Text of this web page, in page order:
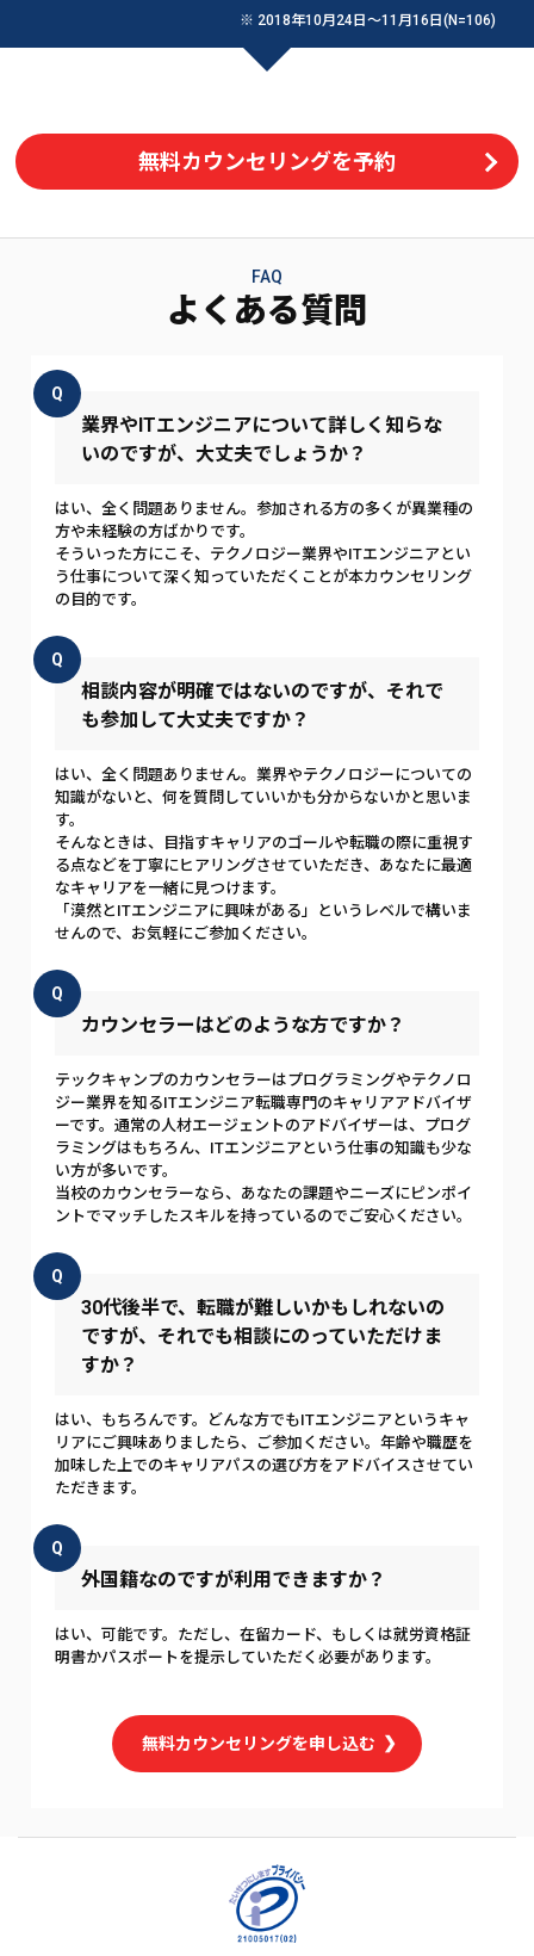
※ 2018年10月24日〜11月16日(N=106)
無料カウンセリングを予約
FAQ
よくある質問
Q
業界やITエンジニアについて詳しく知らな
いのですが、大丈夫でしょうか？
はい、全く問題ありません。参加される方の多くが異業種の
方や未経験の方ばかりです。
そういった方にこそ、テクノロジー業界やITエンジニアとい
う仕事について深く知っていただくことが本カウンセリング
の目的です。
Q
相談内容が明確ではないのですが、それで
も参加して大丈夫ですか？
はい、全く問題ありません。業界やテクノロジーについての
知識がないと、何を質問していいかも分からないかと思いま
す。
そんなときは、目指すキャリアのゴールや転職の際に重視す
る点などを丁寧にヒアリングさせていただき、あなたに最適
なキャリアを一緒に見つけます。
「漠然とITエンジニアに興味がある」というレベルで構いま
せんので、お気軽にご参加ください。
Q
カウンセラーはどのような方ですか？
テックキャンプのカウンセラーはプログラミングやテクノロ
ジー業界を知るITエンジニア転職専門のキャリアアドバイザ
ーです。通常の人材エージェントのアドバイザーは、プログ
ラミングはもちろん、ITエンジニアという仕事の知識も少な
い方が多いです。
当校のカウンセラーなら、あなたの課題やニーズにピンポイ
ントでマッチしたスキルを持っているのでご安心ください。
Q
30代後半で、転職が難しいかもしれないの
ですが、それでも相談にのっていただけま
すか？
はい、もちろんです。どんな方でもITエンジニアというキャ
リアにご興味ありましたら、ご参加ください。年齢や職歴を
加味した上でのキャリアパスの選び方をアドバイスさせてい
ただきます。
Q
外国籍なのですが利用できますか？
はい、可能です。ただし、在留カード、もしくは就労資格証
明書かパスポートを提示していただく必要があります。
無料カウンセリングを申し込む